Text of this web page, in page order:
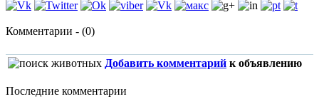
Комментарии - (0)
Добавить комментарий к объявлению
Последние комментарии